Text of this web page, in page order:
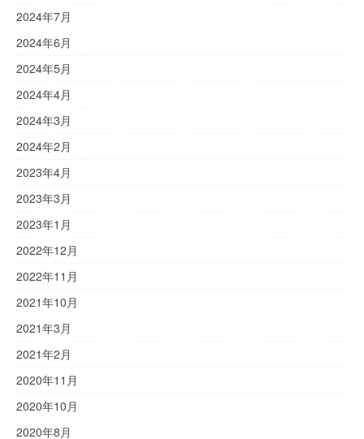
2024年7月
2024年6月
2024年5月
2024年4月
2024年3月
2024年2月
2023年4月
2023年3月
2023年1月
2022年12月
2022年11月
2021年10月
2021年3月
2021年2月
2020年11月
2020年10月
2020年8月